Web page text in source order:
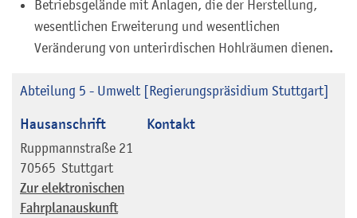
Betriebsgelände mit Anlagen, die der Herstellung,
wesentlichen Erweiterung und wesentlichen
Veränderung von unterirdischen Hohlräumen dienen.
Abteilung 5 - Umwelt [Regierungspräsidium Stuttgart]
Hausanschrift
Ruppmannstraße 21
70565 Stuttgart
Zur elektronischen
Fahrplanauskunft
Kontakt